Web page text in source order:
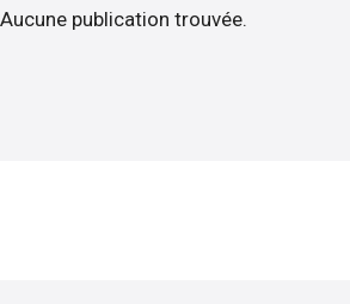
Aucune publication trouvée.